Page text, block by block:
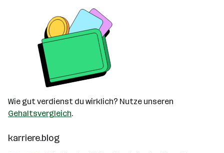
Wie gut verdienst du wirklich? Nutze unseren
Gehaltsvergleich.
karriere.blog